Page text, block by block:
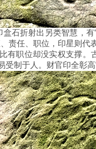
石折射出另类智慧，有
责任、职位，‌印星‌则
有职位却没实权支撑。
制于人。财官印全彰高